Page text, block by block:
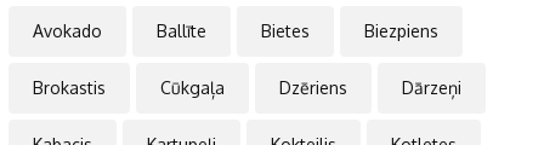
Avokado Ballīte Bietes Biezpiens
Brokastis Cūkgaļa Dzēriens Dārzeņi